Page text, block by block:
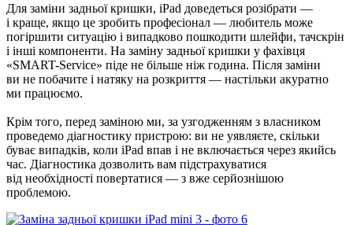
Для заміни задньої кришки, iPad доведеться розібрати —
і краще, якщо це зробить професіонал — любитель може
погіршити ситуацію і випадково пошкодити шлейфи, тачскрін
і інші компоненти. На заміну задньої кришки у фахівця
«SMART-Service» піде не більше ніж година. Після заміни
ви не побачите і натяку на розкриття — настільки акуратно
ми працюємо.
Крім того, перед заміною ми, за узгодженням з власником
проведемо діагностику пристрою: ви не уявляєте, скільки
буває випадків, коли iPad впав і не включається через якийсь
час. Діагностика дозволить вам підстрахуватися
від необхідності повертатися — з вже серйознішою
проблемою.